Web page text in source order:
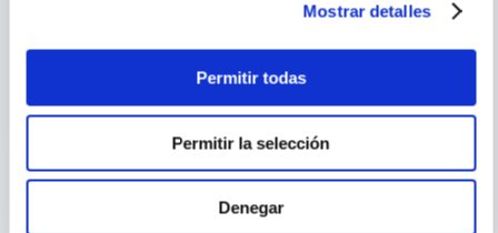
Mostrar detalles
Permitir todas
Permitir la selección
Denegar
LA OVEJITA LANITA EL CONEJO BRINCO